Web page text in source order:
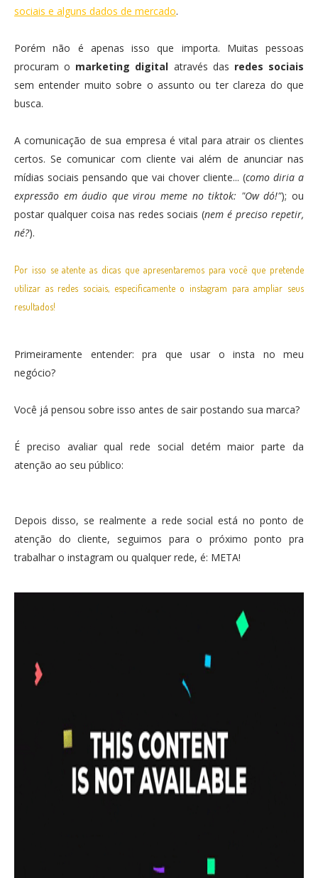
sociais e alguns dados de mercado.
Porém não é apenas isso que importa. Muitas pessoas
procuram o marketing digital através das redes sociais
sem entender muito sobre o assunto ou ter clareza do que
busca.
A comunicação de sua empresa é vital para atrair os clientes
certos. Se comunicar com cliente vai além de anunciar nas
mídias sociais pensando que vai chover cliente... (como diria a
expressão em áudio que virou meme no tiktok: "Ow dó!"); ou
postar qualquer coisa nas redes sociais (nem é preciso repetir,
né?).
Por isso se atente as dicas que apresentaremos para você que pretende
utilizar as redes sociais, especificamente o instagram para ampliar seus
resultados!
Primeiramente entender: pra que usar o insta no meu
negócio?
Você já pensou sobre isso antes de sair postando sua marca?
É preciso avaliar qual rede social detém maior parte da
atenção ao seu público:
Depois disso, se realmente a rede social está no ponto de
atenção do cliente, seguimos para o próximo ponto pra
trabalhar o instagram ou qualquer rede, é: META!